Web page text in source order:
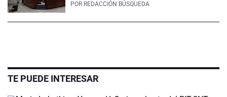
POR REDACCIÓN BÚSQUEDA
TE PUEDE INTERESAR